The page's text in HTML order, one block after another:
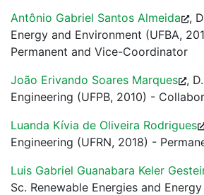
Antônio Gabriel Santos Almeida
,
Energy and Environment (UFBA,
Permanent and Vice-Coordinator
João Erivando Soares Marques ,
Engineering (UFPB, 2010) -
Luanda Kívia de Oliveira Rodrigues
Engineering (UFRN, 2018) -
Luis Gabriel Guanabara Keler
Sc. Renewable Energies and